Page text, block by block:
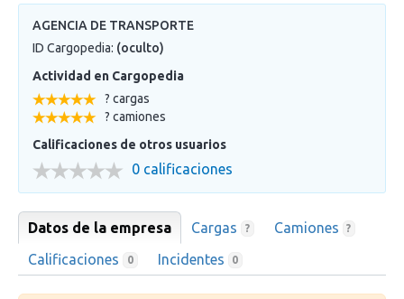
AGENCIA DE TRANSPORTE
ID Cargopedia: (oculto)
Actividad en Cargopedia
? cargas
? camiones
Calificaciones de otros usuarios
0 calificaciones
Datos de la empresa Cargas ? Camiones ?
Calificaciones 0 Incidentes 0